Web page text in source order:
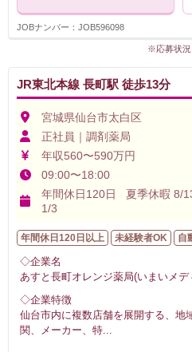
JOBナンバー：JOB596098
※応募状況
JR東北本線 長町駅 徒歩13分
宮城県仙台市太白区
正社員｜調剤薬局
年収560〜590万円
09:00〜18:00
年間休日120日 夏季休暇 8/
1/3
年間休日120日以上 未経験者OK 自
◇企業名
あすと長町オレンジ薬局(いまいメ
◇企業特徴
仙台市内に複数店舗を展開する、地
関、メーカー、特